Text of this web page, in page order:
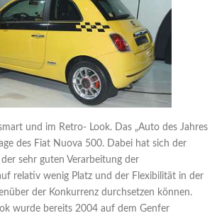
und im Retro- Look. Das „Auto des Jahres
des Fiat Nuova 500. Dabei hat sich der
sehr guten Verarbeitung der
relativ wenig Platz und der Flexibilität in der
der Konkurrenz durchsetzen können.
wurde bereits 2004 auf dem Genfer